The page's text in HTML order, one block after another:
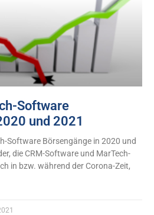
Software
und 2021
Software Börsengänge in 2020 und
die CRM-Software und MarTech-
in bzw. während der Corona-Zeit,